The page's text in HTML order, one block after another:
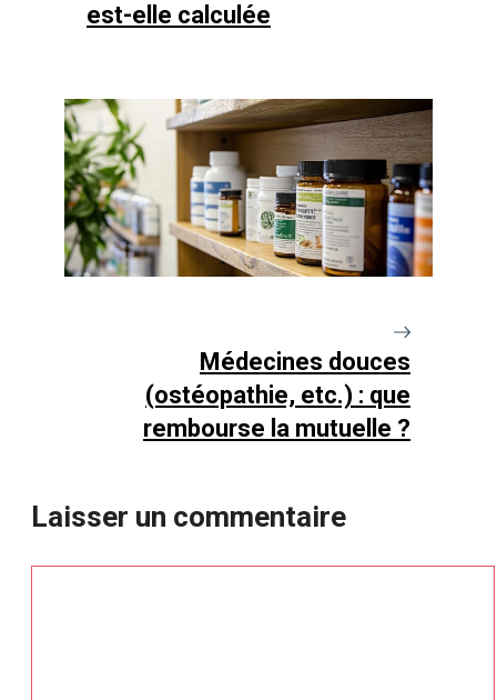
est-elle calculée
Médecines douces
(ostéopathie, etc.) : que
rembourse la mutuelle ?
Laisser un commentaire